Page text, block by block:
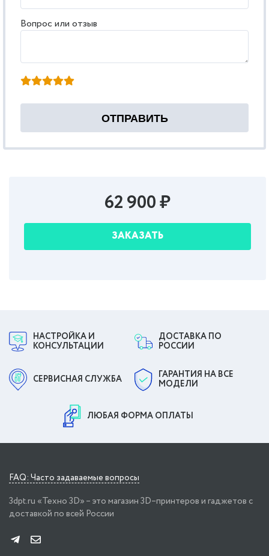
Вопрос или отзыв
62 900 ₽
ЗАКАЗАТЬ
НАСТРОЙКА И
КОНСУЛЬТАЦИИ
ДОСТАВКА ПО
РОССИИ
СЕРВИСНАЯ СЛУЖБА
ГАРАНТИЯ НА ВСЕ
МОДЕЛИ
ЛЮБАЯ ФОРМА ОПЛАТЫ
FAQ: Часто задаваемые вопросы
3dpt.ru «Техно 3D» – это магазин 3D–принтеров и гаджетов с
доставкой по всей России